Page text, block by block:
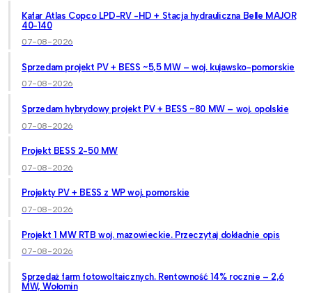
Kafar Atlas Copco LPD-RV -HD + Stacja hydrauliczna Belle MAJOR
40-140
07-08-2026
Sprzedam projekt PV + BESS ~5,5 MW – woj. kujawsko-pomorskie
07-08-2026
Sprzedam hybrydowy projekt PV + BESS ~80 MW – woj. opolskie
07-08-2026
Projekt BESS 2-50 MW
07-08-2026
Projekty PV + BESS z WP woj. pomorskie
07-08-2026
Projekt 1 MW RTB woj. mazowieckie. Przeczytaj dokładnie opis
07-08-2026
Sprzedaż farm fotowoltaicznych. Rentowność 14% rocznie – 2,6
MW, Wołomin